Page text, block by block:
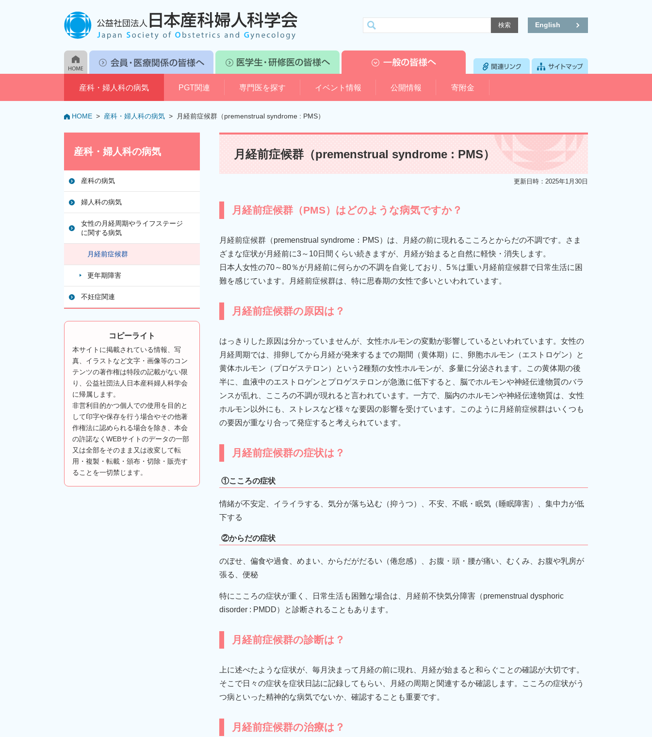
English
産科・婦人科の病気 PGT関連 専門医を探す イベント情報 公開情報 寄附金
産科・婦人科の病気
産科の病気
婦人科の病気
女性の月経周期やライフステージ
に関する病気
月経前症候群
更年期障害
不妊症関連
コピーライト
本サイトに掲載されている情報、写
真、イラストなど文字・画像等のコン
テンツの著作権は特段の記載がない限
り、公益社団法人日本産科婦人科学会
に帰属します。
非営利目的かつ個人での使用を目的と
して印字や保存を行う場合やその他著
作権法に認められる場合を除き、本会
の許諾なくWEBサイトのデータの一部
又は全部をそのまま又は改変して転
用・複製・転載・頒布・切除・販売す
ることを一切禁じます。
HOME > 産科・婦人科の病気 > 月経前症候群（premenstrual syndrome : PMS）
月経前症候群（premenstrual syndrome : PMS）
更新日時：2025年1月30日
月経前症候群（PMS）はどのような病気ですか？
月経前症候群（premenstrual syndrome：PMS）は、月経の前に現れるこころとからだの不調です。さま
ざまな症状が月経前に3～10日間くらい続きますが、月経が始まると自然に軽快・消失します。
日本人女性の70～80％が月経前に何らかの不調を自覚しており、5％は重い月経前症候群で日常生活に困
難を感じています。月経前症候群は、特に思春期の女性で多いといわれています。
月経前症候群の原因は？
はっきりした原因は分かっていませんが、女性ホルモンの変動が影響しているといわれています。女性の
月経周期では、排卵してから月経が発来するまでの期間（黄体期）に、卵胞ホルモン（エストロゲン）と
黄体ホルモン（プロゲステロン）という2種類の女性ホルモンが、多量に分泌されます。この黄体期の後
半に、血液中のエストロゲンとプロゲステロンが急激に低下すると、脳でホルモンや神経伝達物質のバラ
ンスが乱れ、こころの不調が現れると言われています。一方で、脳内のホルモンや神経伝達物質は、女性
ホルモン以外にも、ストレスなど様々な要因の影響を受けています。このように月経前症候群はいくつも
の要因が重なり合って発症すると考えられています。
月経前症候群の症状は？
①こころの症状
情緒が不安定、イライラする、気分が落ち込む（抑うつ）、不安、不眠・眠気（睡眠障害）、集中力が低
下する
②からだの症状
のぼせ、偏食や過食、めまい、からだがだるい（倦怠感）、お腹・頭・腰が痛い、むくみ、お腹や乳房が
張る、便秘
特にこころの症状が重く、日常生活も困難な場合は、月経前不快気分障害（premenstrual dysphoric
disorder : PMDD）と診断されることもあります。
月経前症候群の診断は？
上に述べたような症状が、毎月決まって月経の前に現れ、月経が始まると和らぐことの確認が大切です。
そこで日々の症状を症状日誌に記録してもらい、月経の周期と関連するか確認します。こころの症状がう
つ病といった精神的な病気でないか、確認することも重要です。
月経前症候群の治療は？